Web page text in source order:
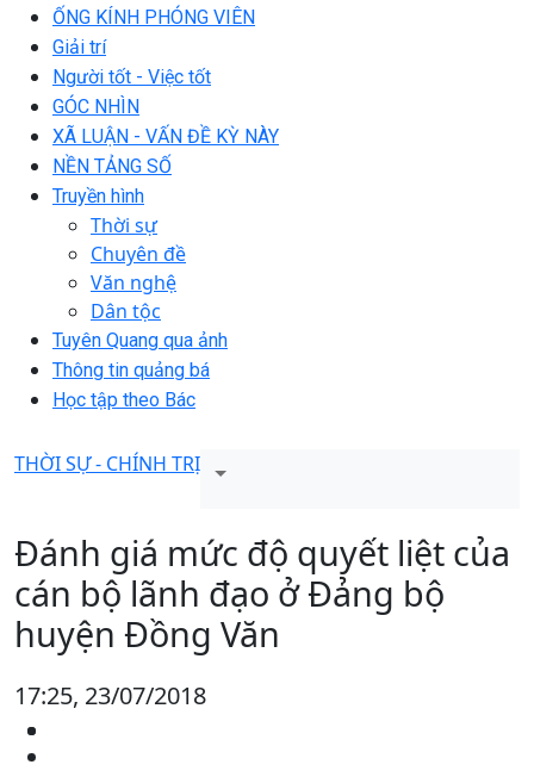
ỐNG KÍNH PHÓNG VIÊN
Giải trí
Người tốt - Việc tốt
GÓC NHÌN
XÃ LUẬN - VẤN ĐỀ KỲ NÀY
NỀN TẢNG SỐ
Truyền hình
Thời sự
Chuyên đề
Văn nghệ
Dân tộc
Tuyên Quang qua ảnh
Thông tin quảng bá
Học tập theo Bác
THỜI SỰ - CHÍNH TRỊ
Đánh giá mức độ quyết liệt của
cán bộ lãnh đạo ở Đảng bộ
huyện Đồng Văn
17:25, 23/07/2018